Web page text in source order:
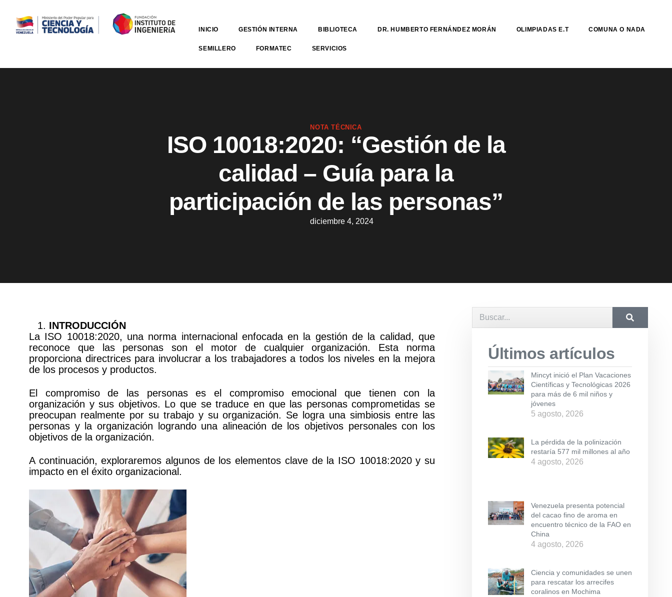
INICIO GESTIÓN INTERNA BIBLIOTECA DR. HUMBERTO FERNÁNDEZ MORÁN OLIMPIADAS E.T COMUNA O NADA
SEMILLERO FORMATEC SERVICIOS
NOTA TÉCNICA
ISO 10018:2020: “Gestión de la
calidad – Guía para la
participación de las personas”
diciembre 4, 2024
INTRODUCCIÓN
La ISO 10018:2020, una norma internacional enfocada en la gestión de la calidad, que
reconoce que las personas son el motor de cualquier organización. Esta norma
proporciona directrices para involucrar a los trabajadores a todos los niveles en la mejora
de los procesos y productos.
El compromiso de las personas es el compromiso emocional que tienen con la
organización y sus objetivos. Lo que se traduce en que las personas comprometidas se
preocupan realmente por su trabajo y su organización. Se logra una simbiosis entre las
personas y la organización logrando una alineación de los objetivos personales con los
objetivos de la organización.
A continuación, exploraremos algunos de los elementos clave de la ISO 10018:2020 y su
impacto en el éxito organizacional.
Últimos artículos
Mincyt inició el Plan Vacaciones
Científicas y Tecnológicas 2026
para más de 6 mil niños y
jóvenes
5 agosto, 2026
La pérdida de la polinización
restaría 577 mil millones al año
4 agosto, 2026
Venezuela presenta potencial
del cacao fino de aroma en
encuentro técnico de la FAO en
China
4 agosto, 2026
Ciencia y comunidades se unen
para rescatar los arrecifes
coralinos en Mochima